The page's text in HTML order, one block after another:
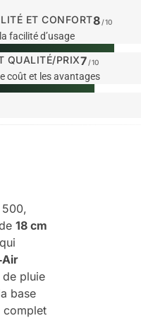
ET CONFORT8 /10
facilité d’usage
QUALITÉ/PRIX7 /10
coût et les avantages
500,
18 cm
qui
pluie
base
complet